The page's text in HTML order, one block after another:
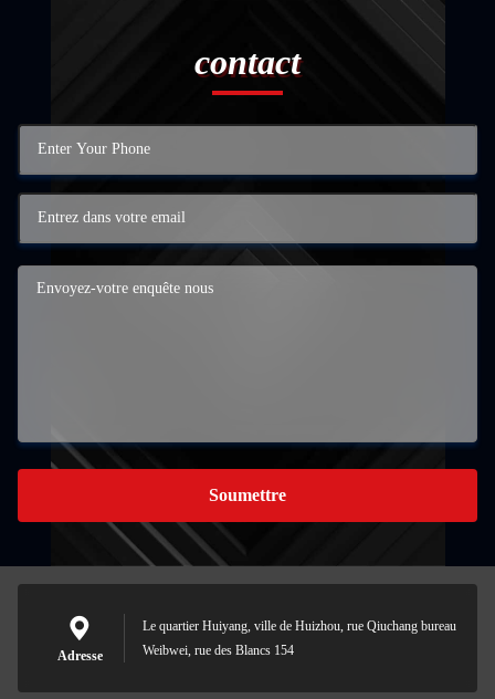
contact
Soumettre
Adresse
Le quartier Huiyang, ville de Huizhou, rue Qiuchang bureau
Weibwei, rue des Blancs 154